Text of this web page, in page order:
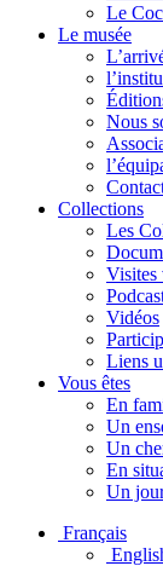
Le
Le musée
Nous
Collections
Les
Visites
Vidéos
Liens
Vous êtes
En
Un
Un
En
Un
Français